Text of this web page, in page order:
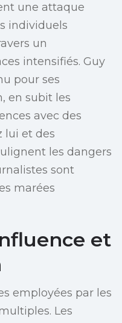
une attaque
individuels
un
intensifiés. Guy
pour ses
en subit les
avec des
lui et des
les dangers
sont
marées
et
employées par les
Les